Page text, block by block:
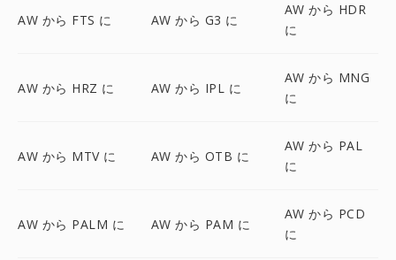
AW から FTS に AW から G3 に
AW から HDR
に
AW から HRZ に AW から IPL に
AW から MNG
に
AW から MTV に AW から OTB に
AW から PAL
に
AW から PALM に AW から PAM に
AW から PCD
に